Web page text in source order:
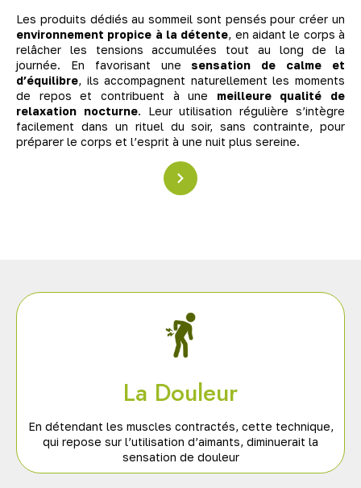
Les produits dédiés au sommeil sont pensés pour créer un
environnement propice à la détente, en aidant le corps à
relâcher les tensions accumulées tout au long de la
journée. En favorisant une sensation de calme et
d’équilibre, ils accompagnent naturellement les moments
de repos et contribuent à une meilleure qualité de
relaxation nocturne. Leur utilisation régulière s’intègre
facilement dans un rituel du soir, sans contrainte, pour
préparer le corps et l’esprit à une nuit plus sereine.
La Douleur
En détendant les muscles contractés, cette technique,
qui repose sur l’utilisation d’aimants, diminuerait la
sensation de douleur